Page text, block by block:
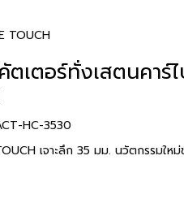
TOUCH
เตอร์ทั่งเสตนคาร์
HC-3530
เจาะลึก 35 มม. นวัตกรรมใหม่